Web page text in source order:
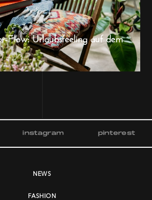
Flow: Urlaubsfeeling auf dem
instagram pinterest
NEWS
FASHION